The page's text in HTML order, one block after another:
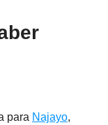
para Najayo,